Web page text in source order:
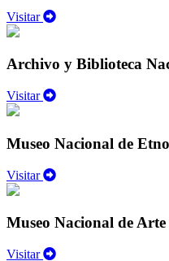
Visitar
Archivo y Biblioteca
Visitar
Museo Nacional de
Visitar
Museo Nacional de Arte
Visitar